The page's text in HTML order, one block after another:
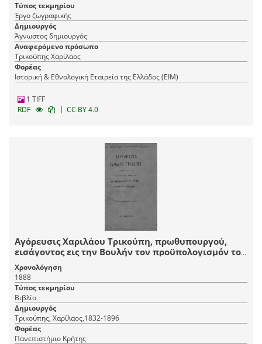
Τύπος τεκμηρίου
Έργο ζωγραφικής
Δημιουργός
Άγνωστος δημιουργός
Αναφερόμενο πρόσωπο
Τρικούπης Χαρίλαος
Φορέας
Ιστορική & Εθνολογική Εταιρεία της Ελλάδος (EIM)
1 TIFF
RDF
| CC BY 4.0
Αγόρευσις Χαριλάου Τρικούπη, πρωθυπουργού,
εισάγοντος εις την Βουλήν τον προϋπολογισμόν του
κράτους διά το έτος 1889.
Χρονολόγηση
1888
Τύπος τεκμηρίου
Βιβλίο
Δημιουργός
Τρικούπης, Χαρίλαος,1832-1896
Φορέας
Πανεπιστήμιο Κρήτης